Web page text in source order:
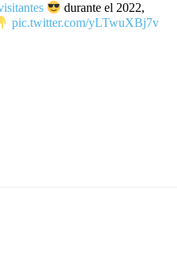
durante el 2022,
pic.twitter.com/yLTwuXBj7v